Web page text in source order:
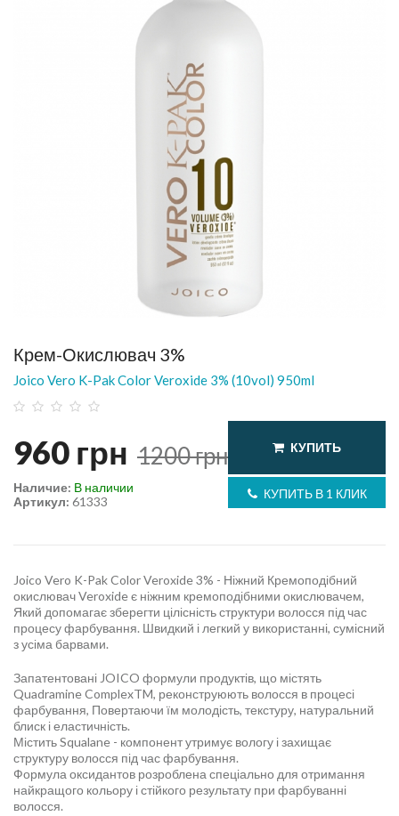
Крем-Окислювач 3%
Joico Vero K-Pak Color Veroxide 3% (10vol) 950ml
960 грн 1200грн КУПИТЬ
КУПИТЬ В 1 КЛИК
Артикул: 61333
Наличие: В наличии
Joico Vero K-Pak Color Veroxide 3% - Ніжний Кремоподібний
окислювач Veroxide є ніжним кремоподібними окислювачем,
Який допомагає зберегти цілісність структури волосся під час
процесу фарбування. Швидкий і легкий у використанні, сумісний
з усіма барвами.
Запатентовані JOICO формули продуктів, що містять
Quadramine ComplexTM, реконструюють волосся в процесі
фарбування, Повертаючи їм молодість, текстуру, натуральний
блиск і еластичність.
Містить Squalane - компонент утримує вологу і захищає
структуру волосся під час фарбування.
Формула оксидантов розроблена спеціально для отримання
найкращого кольору і стійкого результату при фарбуванні
волосся.